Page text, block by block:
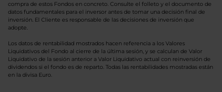
compra de estos Fondos en concreto. Consulte el folleto y el documento de
datos fundamentales para el inversor antes de tomar una decisión final de
inversión. El Cliente es responsable de las decisiones de inversión que
adopte.
Los datos de rentabilidad mostrados hacen referencia a los Valores
Liquidativos del Fondo al cierre de la última sesión, y se calculan de Valor
Liquidativo de la sesión anterior a Valor Liquidativo actual con reinversión de
dividendos si el fondo es de reparto. Todas las rentabilidades mostradas están
en la divisa Euro.